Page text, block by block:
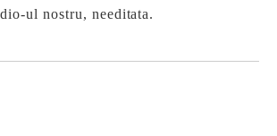
ul nostru, needitata.